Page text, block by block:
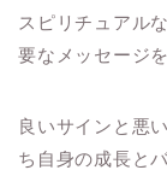
スピリチュアル
要なメッセージ
良いサインと悪
ち自身の成長と